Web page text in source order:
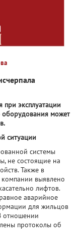
при эксплуатации
оборудования может
ситуации
системы
не состоящие на
Также в
выявлено
лифтов.
аварийное
для жильцов
отношении
протоколы об